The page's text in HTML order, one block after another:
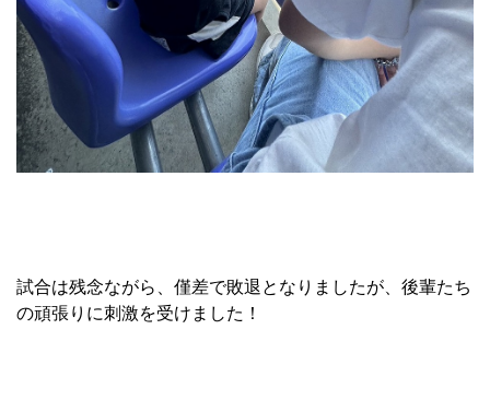
試合は残念ながら、僅差で敗退となりましたが、後輩たち
の頑張りに刺激を受けました！